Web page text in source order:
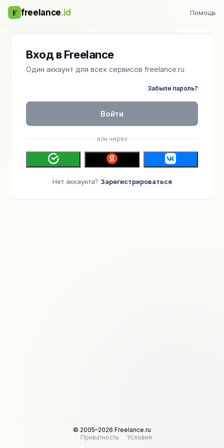
F freelance.id Помощь
Вход в Freelance
Один аккаунт для всех сервисов freelance.ru
Забыли пароль?
Войти
или через
Нет аккаунта? Зарегистрироваться
© 2005–2026 Freelance.ru
Приватность
Условия